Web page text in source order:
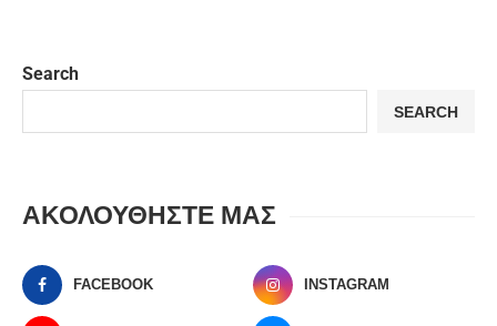
Search
SEARCH
ΑΚΟΛΟΥΘΗΣΤΕ ΜΑΣ
FACEBOOK INSTAGRAM